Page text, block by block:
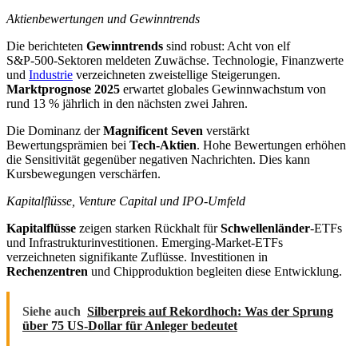
Aktienbewertungen und Gewinntrends
Die berichteten Gewinntrends sind robust: Acht von elf
S&P‑500‑Sektoren meldeten Zuwächse. Technologie, Finanzwerte
und Industrie verzeichneten zweistellige Steigerungen.
Marktprognose 2025 erwartet globales Gewinnwachstum von
rund 13 % jährlich in den nächsten zwei Jahren.
Die Dominanz derMagnificent Seven verstärkt
Bewertungsprämien bei Tech-Aktien. Hohe Bewertungen erhöhen
die Sensitivität gegenüber negativen Nachrichten. Dies kann
Kursbewegungen verschärfen.
Kapitalflüsse, Venture Capital und IPO-Umfeld
Kapitalflüsse zeigen starken Rückhalt fürSchwellenländer-ETFs
und Infrastrukturinvestitionen. Emerging-Market‑ETFs
verzeichneten signifikante Zuflüsse. Investitionen in
Rechenzentren und Chipproduktion begleiten diese Entwicklung.
Siehe auch Silberpreis auf Rekordhoch: Was der Sprung
über 75 US-Dollar für Anleger bedeutet